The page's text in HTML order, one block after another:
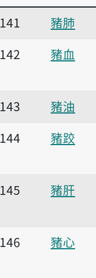
有181筆，第8頁
141
豬肺
142
豬血
143 豬油
144
豬跤
145
豬肝
146 豬心